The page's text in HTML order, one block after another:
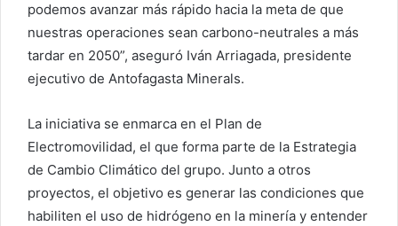
podemos avanzar más rápido hacia la meta de que
nuestras operaciones sean carbono-neutrales a más
tardar en 2050”, aseguró Iván Arriagada, presidente
ejecutivo de Antofagasta Minerals.
La iniciativa se enmarca en el Plan de
Electromovilidad, el que forma parte de la Estrategia
de Cambio Climático del grupo. Junto a otros
proyectos, el objetivo es generar las condiciones que
habiliten el uso de hidrógeno en la minería y entender